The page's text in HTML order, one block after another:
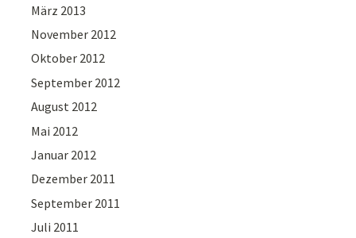
März 2013
November 2012
Oktober 2012
September 2012
August 2012
Mai 2012
Januar 2012
Dezember 2011
September 2011
Juli 2011